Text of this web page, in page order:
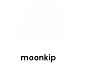
moonkip